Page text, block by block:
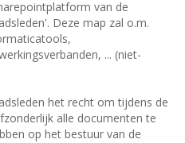
van de
Deze map zal o.m.
... (niet-
het recht om tijdens de
alle documenten te
op het bestuur van de